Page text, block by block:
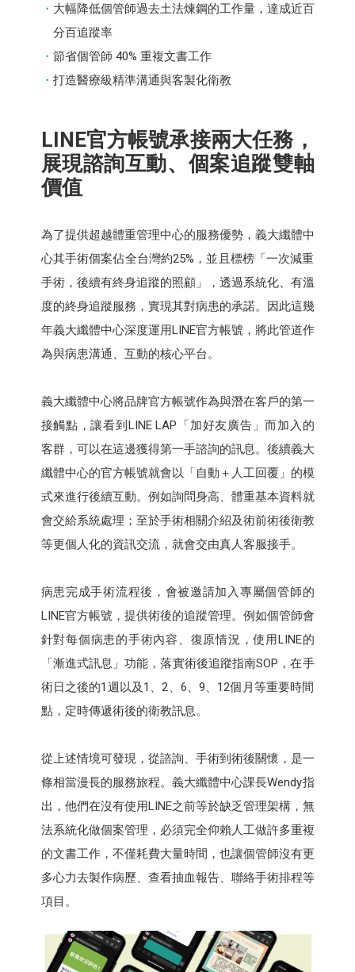
大幅降低個管師過去土法煉鋼的工作量，達成近百
分百追蹤率
節省個管師 40% 重複文書工作
打造醫療級精準溝通與客製化衛教
LINE官方帳號承接兩大任務，
展現諮詢互動、個案追蹤雙軸
價值
為了提供超越體重管理中心的服務優勢，義大纖體中
心其手術個案佔全台灣約25%，並且標榜「一次減重
手術，後續有終身追蹤的照顧」，透過系統化、有溫
度的終身追蹤服務，實現其對病患的承諾。因此這幾
年義大纖體中心深度運用LINE官方帳號，將此管道作
為與病患溝通、互動的核心平台。
義大纖體中心將品牌官方帳號作為與潛在客戶的第一
接觸點，讓看到LINE LAP「加好友廣告」而加入的
客群，可以在這邊獲得第一手諮詢的訊息。後續義大
纖體中心的官方帳號就會以「自動＋人工回覆」的模
式來進行後續互動。例如詢問身高、體重基本資料就
會交給系統處理；至於手術相關介紹及術前術後衛教
等更個人化的資訊交流，就會交由真人客服接手。
病患完成手術流程後，會被邀請加入專屬個管師的
LINE官方帳號，提供術後的追蹤管理。例如個管師會
針對每個病患的手術內容、復原情況，使用LINE的
「漸進式訊息」功能，落實術後追蹤指南SOP，在手
術日之後的1週以及1、2、6、9、12個月等重要時間
點，定時傳遞術後的衛教訊息。
從上述情境可發現，從諮詢、手術到術後關懷，是一
條相當漫長的服務旅程。義大纖體中心課長Wendy指
出，他們在沒有使用LINE之前等於缺乏管理架構，無
法系統化做個案管理，必須完全仰賴人工做許多重複
的文書工作，不僅耗費大量時間，也讓個管師沒有更
多心力去製作病歷、查看抽血報告、聯絡手術排程等
項目。